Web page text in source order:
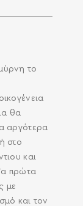
το
θα
αργότερα
στο
και
πρώτα
με
και τον